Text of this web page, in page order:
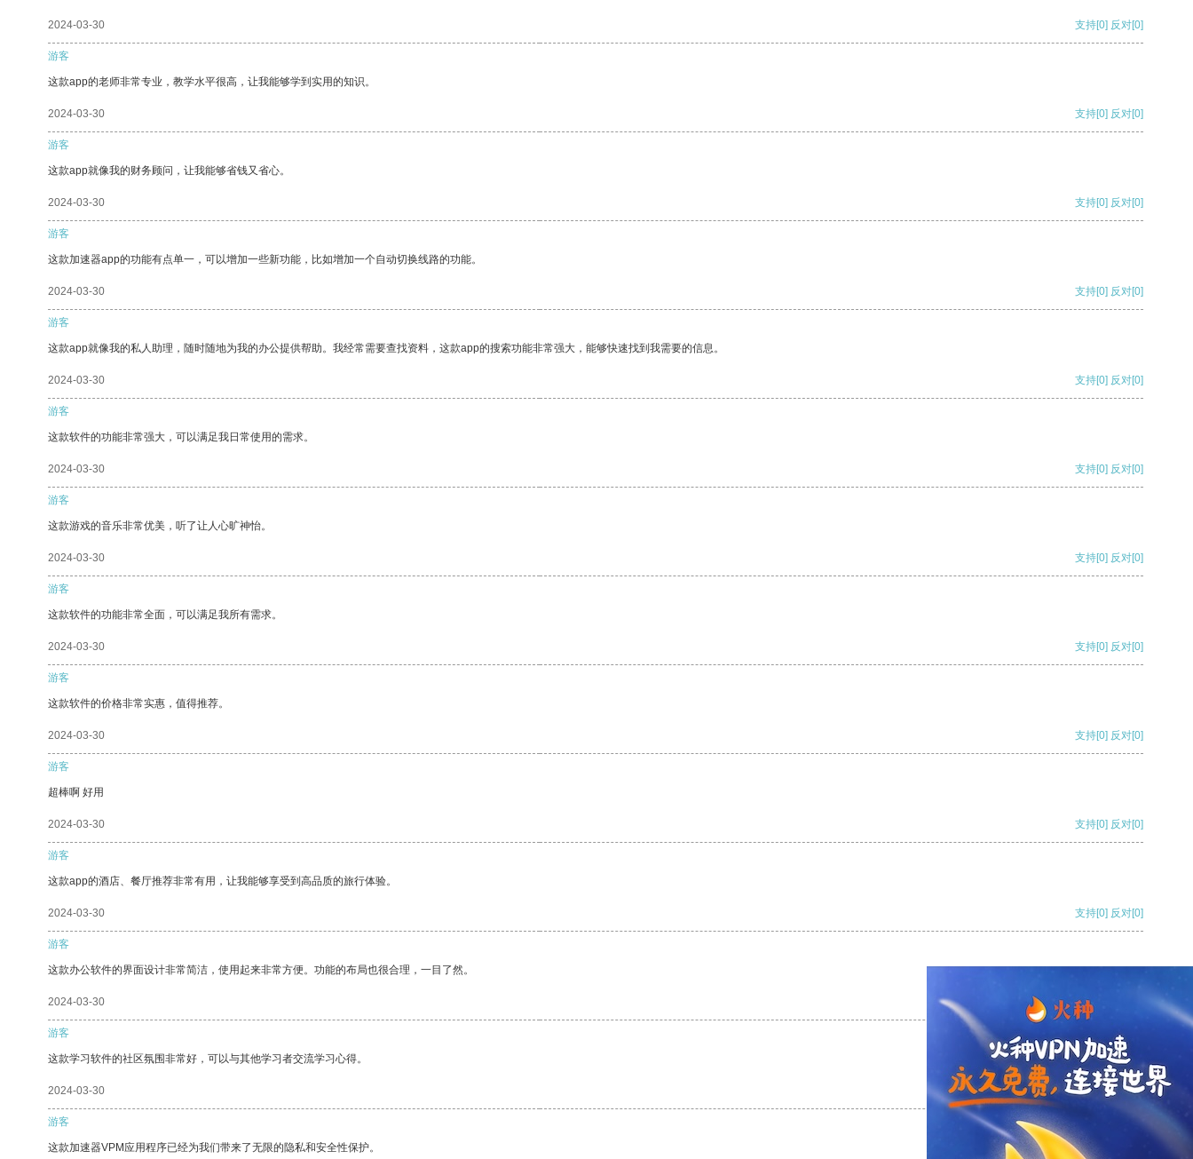
2024-03-30 支持[0] 反对[0]
游客
这款app的老师非常专业，教学水平很高，让我能够学到实用的知识。
2024-03-30 支持[0] 反对[0]
游客
这款app就像我的财务顾问，让我能够省钱又省心。
2024-03-30 支持[0] 反对[0]
游客
这款加速器app的功能有点单一，可以增加一些新功能，比如增加一个自动切换线路的功能。
2024-03-30 支持[0] 反对[0]
游客
这款app就像我的私人助理，随时随地为我的办公提供帮助。我经常需要查找资料，这款app的搜索功能非常强大，能够快速找到我需要的信息。
2024-03-30 支持[0] 反对[0]
游客
这款软件的功能非常强大，可以满足我日常使用的需求。
2024-03-30 支持[0] 反对[0]
游客
这款游戏的音乐非常优美，听了让人心旷神怡。
2024-03-30 支持[0] 反对[0]
游客
这款软件的功能非常全面，可以满足我所有需求。
2024-03-30 支持[0] 反对[0]
游客
这款软件的价格非常实惠，值得推荐。
2024-03-30 支持[0] 反对[0]
游客
超棒啊 好用
2024-03-30 支持[0] 反对[0]
游客
这款app的酒店、餐厅推荐非常有用，让我能够享受到高品质的旅行体验。
2024-03-30 支持[0] 反对[0]
游客
这款办公软件的界面设计非常简洁，使用起来非常方便。功能的布局也很合理，一目了然。
2024-03-30 支持
游客
这款学习软件的社区氛围非常好，可以与其他学习者交流学习心得。
2024-03-30 支持[0] 反对[0]
游客
这款加速器VPM应用程序已经为我们带来了无限的隐私和安全性保护。